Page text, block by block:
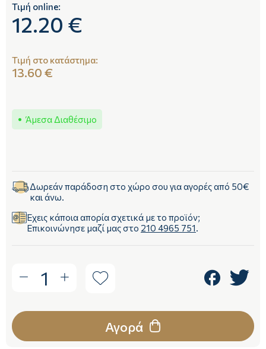
Τιμή online:
12.20 €
Τιμή στο κατάστημα:
13.60 €
Άμεσα Διαθέσιμο
Δωρεάν παράδοση στο χώρο σου για αγορές από 50€
και άνω.
Έχεις κάποια απορία σχετικά με το προϊόν;
Επικοινώνησε μαζί μας στο 210 4965 751.
1
Αγορά